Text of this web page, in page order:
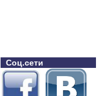
Соц.сети